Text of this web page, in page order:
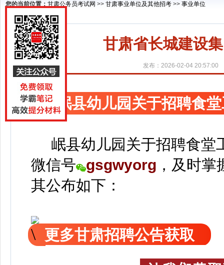
您的当前位置： 甘肃公务员考试网 >> 甘肃事业单位及其他招考 >> 事业单位
甘肃省长城建设
发布：2026-02-04 20:57:00
岷县幼儿园关于招聘食
岷县幼儿园关于招聘食堂
微信号
gsgwyorg ， 及时掌
其公布如下：
更多甘肃招聘公告获取